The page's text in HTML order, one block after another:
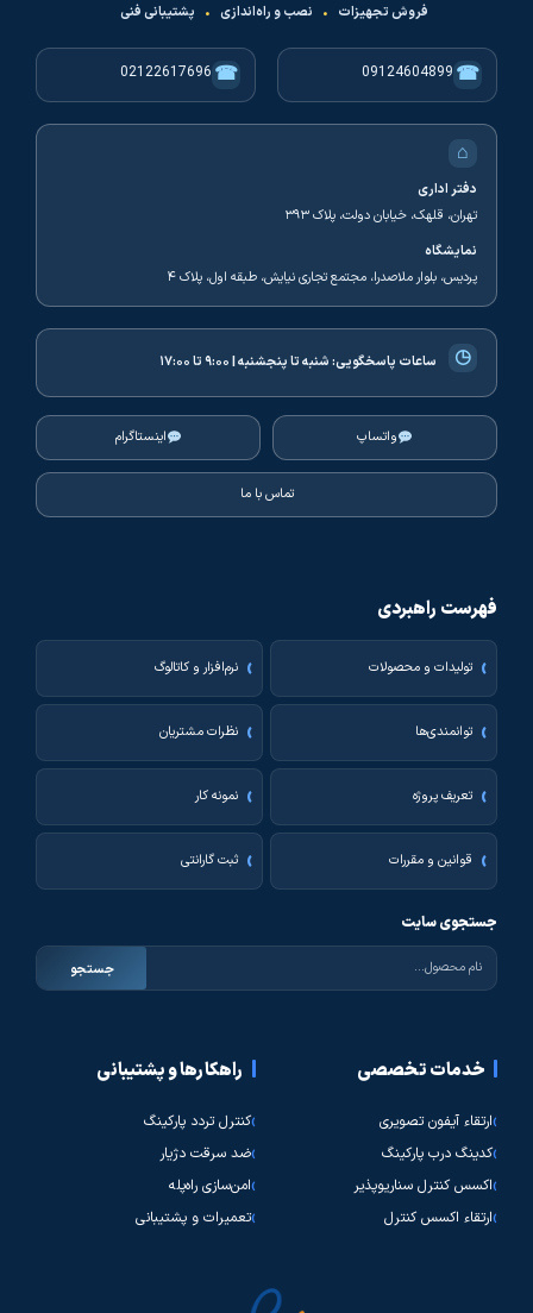
فروش تجهیزات • نصب و راه‌اندازی • پشتیبانی فنی
☎
09124604899
☎
02122617696
⌂
دفتر اداری
تهران، قلهک، خیابان دولت، پلاک ۳۹۳
نمایشگاه
پردیس، بلوار ملاصدرا، مجتمع تجاری نیایش، طبقه اول، پلاک ۴
◷ ساعات پاسخگویی:شنبه تا پنجشنبه | ۹:۰۰ تا ۱۷:۰۰
واتساپ اینستاگرام
تماس با ما
فهرست راهبردی
تولیدات و محصولات نرم‌افزار و کاتالوگ
توانمندی‌ها نظرات مشتریان
تعریف پروژه نمونه کار
قوانین و مقررات ثبت گارانتی
جستجوی سایت
جستجو
خدمات تخصصی
ارتقاء آیفون تصویری
کدینگ درب پارکینگ
اکسس کنترل سناریوپذیر
ارتقاء اکسس کنترل
راهکارها و پشتیبانی
کنترل تردد پارکینگ
ضد سرقت دژیار
امن‌سازی راه‌پله
تعمیرات و پشتیبانی